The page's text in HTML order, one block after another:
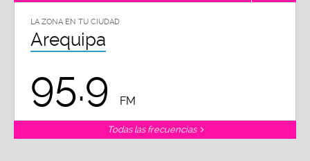
LA ZONA EN TU CIUDAD
Arequipa
95.9 FM
Todas las frecuencias